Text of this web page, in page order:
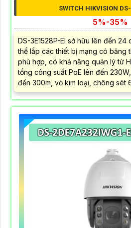
SWITCH HIKVISION
5%-35%
DS-3E1528P-EI sở hữu lên đến
thể lắp các thiết bị mạng có băng
phù hợp, có khả năng quản lý từ
tổng công suất PoE lên đến
đến 300m, vỏ kim loại, chông sét